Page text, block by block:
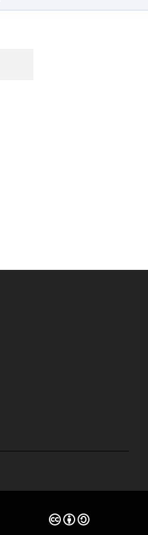
Con licencia Creative
(Enlace externo)